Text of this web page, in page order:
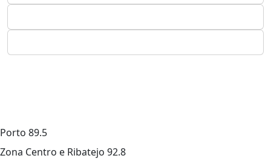
Porto 89.5
Zona Centro e Ribatejo 92.8